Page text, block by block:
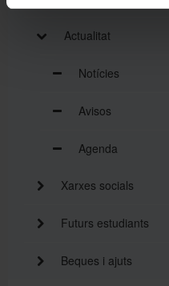
Actualitat
Notícies
Avisos
Agenda
Xarxes socials
Futurs estudiants
Beques i ajuts